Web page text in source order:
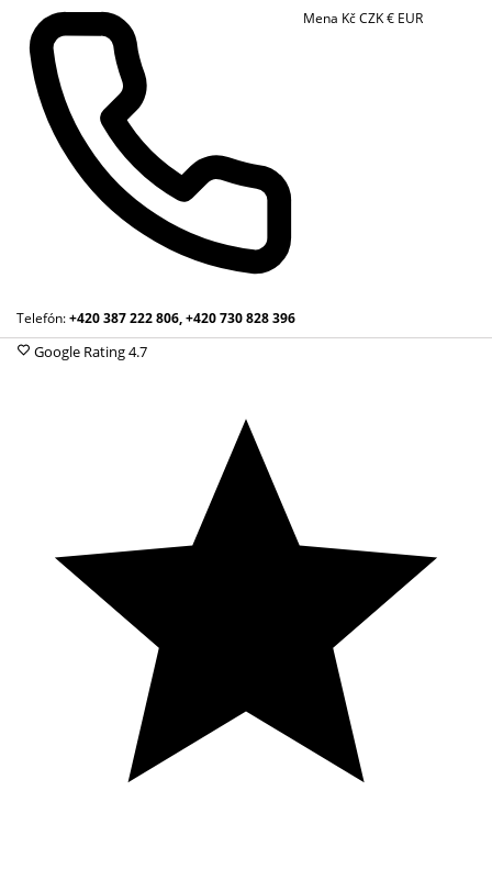
Telefón:+420 387 222 806, +420 730 828 396
Mena KčCZK€ EUR
Google Rating4.7